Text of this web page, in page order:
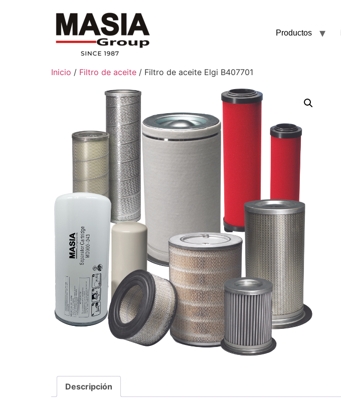
Productos
Inicio / Filtro de aceite / Filtro de aceite Elgi B407701
Descripción